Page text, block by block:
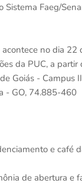
Faeg/
no dia
da PUC, a
Goiás - Campus
- GO, 74.885-460
e café
de abertura e